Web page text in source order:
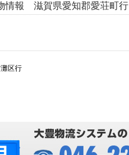
情報 滋賀県愛知郡愛荘町行
区行